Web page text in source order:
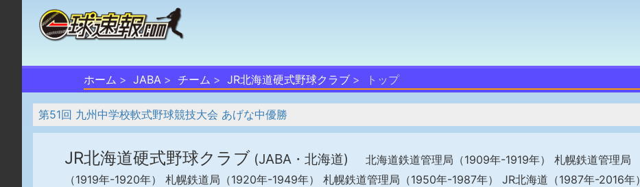
ホーム JABA チーム JR北海道硬式野球クラブ トップ
第51回 九州中学校軟式野球競技大会 あげな中優勝
JR北海道硬式野球クラブ (JABA・北海道)
北海道鉄道管理局（1909年-1919年） 札幌鉄道管理局
（1919年-1920年） 札幌鉄道局（1920年-1949年） 札幌鉄道管理局（1950年-1987年） JR北海道（1987年-2016年）